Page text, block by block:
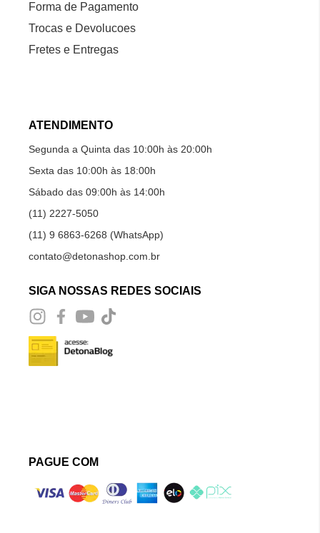
Forma de Pagamento
Trocas e Devolucoes
Fretes e Entregas
ATENDIMENTO
Segunda a Quinta das 10:00h às 20:00h
Sexta das 10:00h às 18:00h
Sábado das 09:00h às 14:00h
(11) 2227-5050
(11) 9 6863-6268 (WhatsApp)
contato@detonashop.com.br
SIGA NOSSAS REDES SOCIAIS
PAGUE COM